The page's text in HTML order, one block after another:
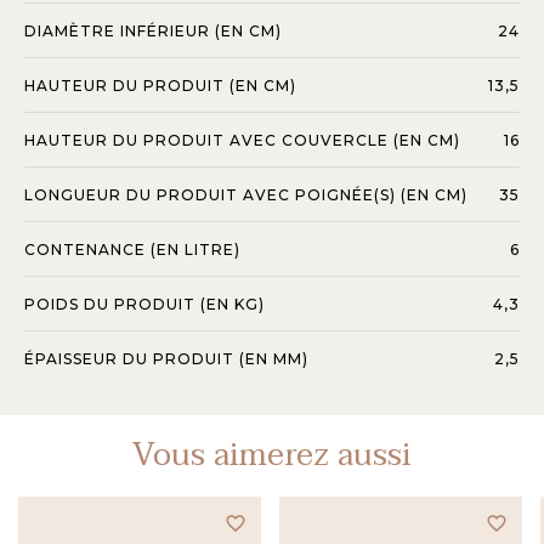
DIAMÈTRE INFÉRIEUR (EN CM) 24
HAUTEUR DU PRODUIT (EN CM) 13,5
HAUTEUR DU PRODUIT AVEC COUVERCLE (EN CM) 16
LONGUEUR DU PRODUIT AVEC POIGNÉE(S) (EN CM) 35
CONTENANCE (EN LITRE) 6
POIDS DU PRODUIT (EN KG) 4,3
ÉPAISSEUR DU PRODUIT (EN MM) 2,5
Vous aimerez aussi
favorite_border favorite_border